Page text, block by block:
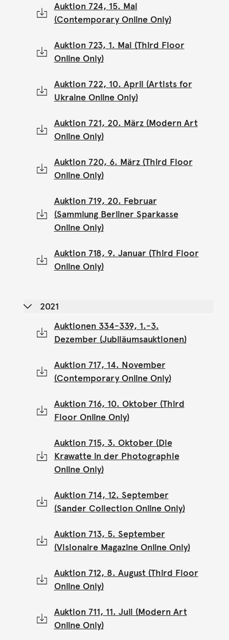
Auktion 724, 15. Mai
(Contemporary Online Only)
Auktion 723, 1. Mai (Third Floor
Online Only)
Auktion 722, 10. April (Artists for
Ukraine Online Only)
Auktion 721, 20. März (Modern Art
Online Only)
Auktion 720, 6. März (Third Floor
Online Only)
Auktion 719, 20. Februar
(Sammlung Berliner Sparkasse
Online Only)
Auktion 718, 9. Januar (Third Floor
Online Only)
2021
Auktionen 334-339, 1.-3.
Dezember (Jubiläumsauktionen)
Auktion 717, 14. November
(Contemporary Online Only)
Auktion 716, 10. Oktober (Third
Floor Online Only)
Auktion 715, 3. Oktober (Die
Krawatte in der Photographie
Online Only)
Auktion 714, 12. September
(Sander Collection Online Only)
Auktion 713, 5. September
(Visionaire Magazine Online Only)
Auktion 712, 8. August (Third Floor
Online Only)
Auktion 711, 11. Juli (Modern Art
Online Only)